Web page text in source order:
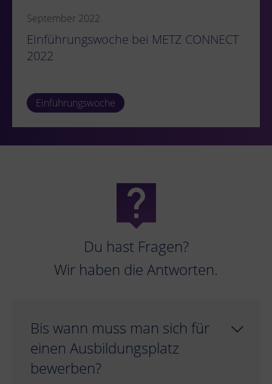
September 2022
Einführungswoche bei METZ CONNECT
2022
Einführungswoche
Du hast Fragen?
Wir haben die Antworten.
Bis wann muss man sich für
einen Ausbildungsplatz
bewerben?